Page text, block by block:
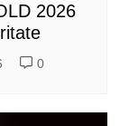
2026
0